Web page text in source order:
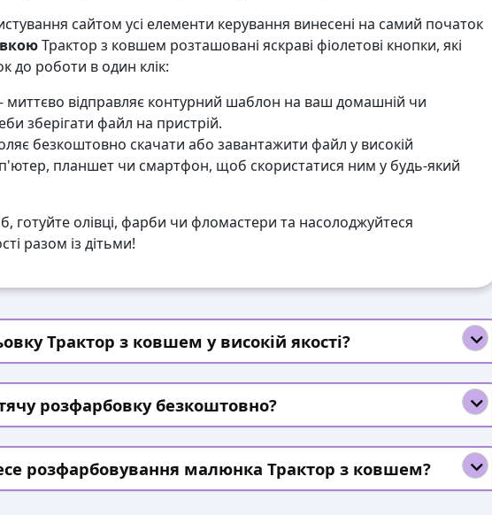
сайтом усі елементи керування винесені на самий початок
Трактор з ковшем розташовані яскраві фіолетові кнопки, які
до роботи в один клік:
відправляє контурний шаблон на ваш домашній чи
зберігати файл на пристрій.
безкоштовно скачати або завантажити файл у високій
планшет чи смартфон, щоб скористатися ним у будь-який
готуйте олівці, фарби чи фломастери та насолоджуйтеся
разом із дітьми!
Трактор з ковшем у високій якості?
розфарбовку безкоштовно?
розфарбовування малюнка Трактор з ковшем?